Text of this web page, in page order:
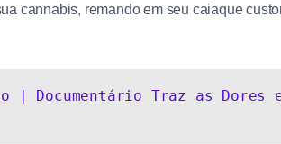
cannabis, remando em seu caiaque
| Documentário Traz as